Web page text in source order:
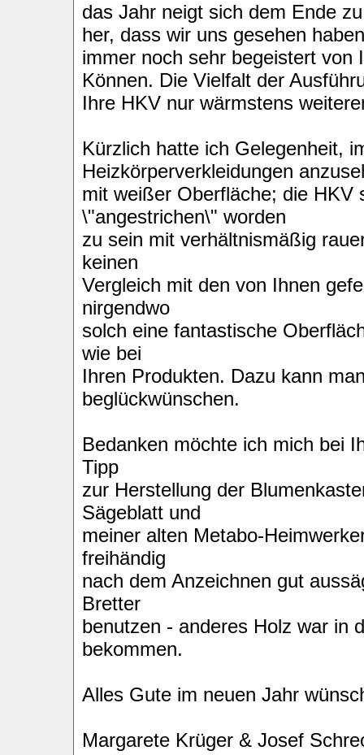
das Jahr neigt sich dem Ende
her, dass wir uns gesehen
immer noch sehr begeistert von
Können. Die Vielfalt der
Ihre HKV nur wärmstens
Kürzlich hatte ich Gelegenheit,
Heizkörperverkleidungen
mit weißer Oberfläche; die HKV
\"angestrichen\" worden
zu sein mit verhältnismäßig
keinen
Vergleich mit den von Ihnen
nirgendwo
solch eine fantastische
wie bei
Ihren Produkten. Dazu kann
beglückwünschen.
Bedanken möchte ich mich bei
Tipp
zur Herstellung der
Sägeblatt und
meiner alten Metabo-
freihändig
nach dem Anzeichnen gut
Bretter
benutzen - anderes Holz war in
bekommen.
Alles Gute im neuen Jahr
Margarete Krüger & Josef